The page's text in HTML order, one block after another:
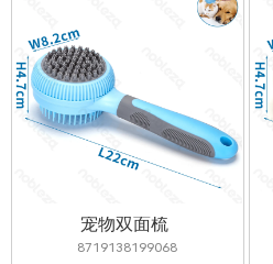
宠物双面梳
8719138199068